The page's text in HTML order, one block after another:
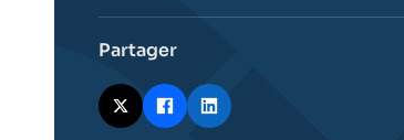
Partager